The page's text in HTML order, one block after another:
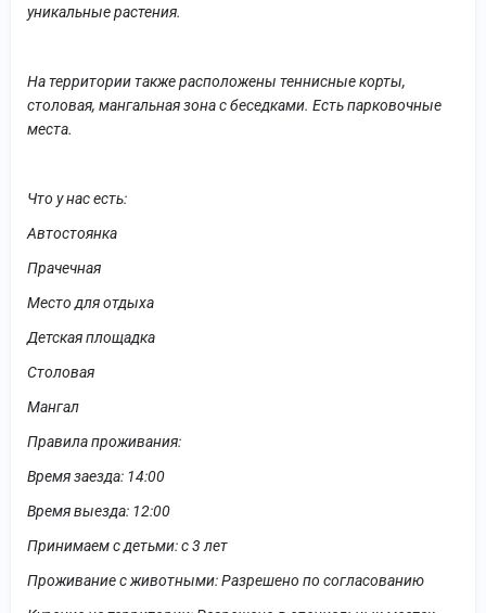
уникальные растения.
На территории также расположены теннисные корты,
столовая, мангальная зона с беседками. Есть парковочные
места.
Что у нас есть:
Автостоянка
Прачечная
Место для отдыха
Детская площадка
Столовая
Мангал
Правила проживания:
Время заезда: 14:00
Время выезда: 12:00
Принимаем с детьми: с 3 лет
Проживание с животными: Разрешено по согласованию